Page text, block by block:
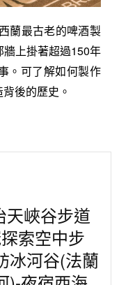
蘭最古老的啤酒製
上掛著超過150年
。可了解如何製作
後的歷史。
天峽谷步道
索空中步
冰河谷(法蘭